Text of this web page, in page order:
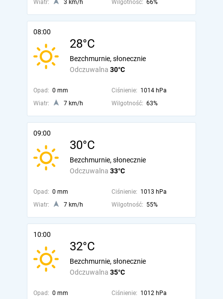
Wiatr: 3 km/h Wilgotność: 66%
08:00
28°C
Odczuwalna 30°C
Bezchmurnie, słonecznie
Opad: 0 mm Ciśnienie: 1014 hPa
Wiatr:
7 km/h Wilgotność: 63%
09:00
30°C
Odczuwalna 33°C
Bezchmurnie, słonecznie
Opad: 0 mm Ciśnienie: 1013 hPa
Wiatr:
7 km/h Wilgotność: 55%
10:00
32°C
Odczuwalna 35°C
Bezchmurnie, słonecznie
Opad: 0 mm Ciśnienie: 1012 hPa